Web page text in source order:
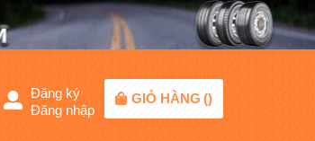
Đăng ký
Đăng nhập
GIỎ HÀNG ()